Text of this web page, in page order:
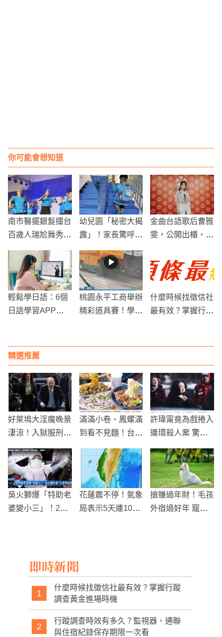
你可能會想知道
南市醫擺銀髮擂台
百歲人瑞尬舞秀活
幼兒園「秘密大揭
露」！家長驚呼：
管道
金曲台語歌后曹雅
雯，公開出櫃，認
輕鬆學日語：6個
日語學習APP推
桃園永平工商舉辦
精彩道具賽！學生
什麼時候找徵信社
最有效？掌握行蹤
精選推薦
好萊塢大淫魔晚景
淒涼！入獄服刑確
滿滿小卷、鳳螺滿
到看不見麵！台南
許瑋甯竟為戲捲入
連環殺人案 驚傳
吳火獅爆「特助老
婆變小三」！20
花蓮震不停！氣象
局表示5天連10震
搶賺過年財！毛孩
外宿過好年 寵物
即時新聞
1
什麼時候找徵信社最有效？掌握行蹤
調查黃金進場時機
2
行蹤調查時效有多久？監視器、通聯
與住宿紀錄保存期限一次看